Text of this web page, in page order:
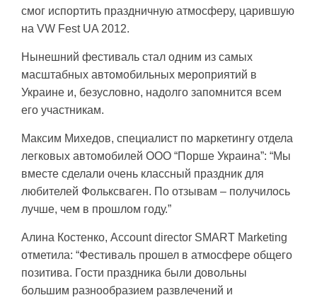
смог испортить праздничную атмосферу, царившую
на VW Fest UA 2012.
Нынешний фестиваль стал одним из самых
масштабных автомобильных мероприятий в
Украине и, безусловно, надолго запомнится всем
его участникам.
Максим Михедов, специалист по маркетингу отдела
легковых автомобилей ООО “Порше Украина”: “Мы
вместе сделали очень классный праздник для
любителей Фольксваген. По отзывам – получилось
лучше, чем в прошлом году.”
Алина Костенко, Account director SMART Marketing
отметила: “Фестиваль прошел в атмосфере общего
позитива. Гости праздника были довольны
большим разнообразием развлечений и